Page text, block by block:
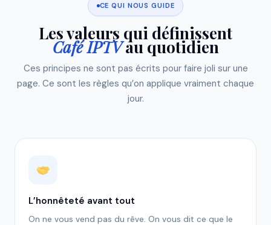
CE QUI NOUS GUIDE
Les valeurs qui définissent
Café IPTVau quotidien
Ces principes ne sont pas écrits pour faire joli sur une
page. Ce sont les règles qu’on applique vraiment chaque
jour.
L’honnêteté avant tout
On ne vous vend pas du rêve. On vous dit ce que le